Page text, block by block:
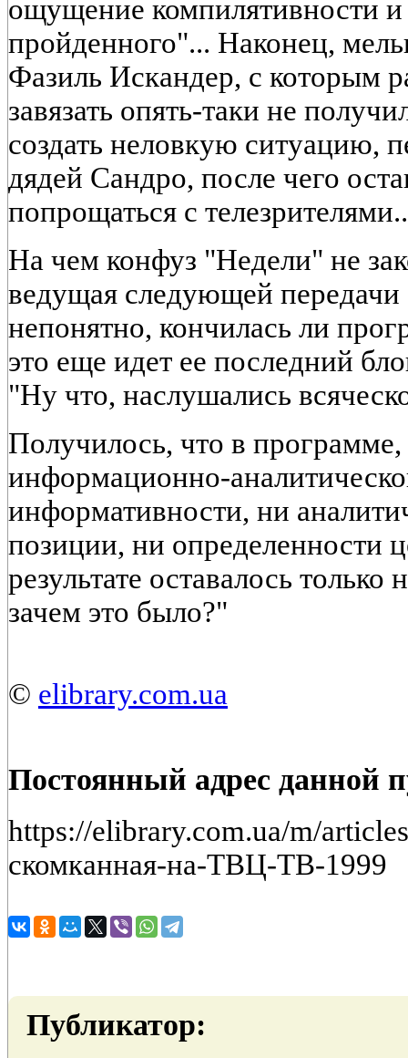
ощущение компилятивности и
пройденного"... Наконец,
Фазиль Искандер, с которым
завязать опять-таки не
создать неловкую ситуацию,
дядей Сандро, после чего
попрощаться с
На чем конфуз "Недели" не
ведущая следующей
непонятно, кончилась ли
это еще идет ее последний
"Ну что, наслушались
Получилось, что в
информационно-
информативности, ни
позиции, ни определенности
результате оставалось
зачем это было?"
© elibrary.com.ua
Постоянный адрес данной
https://elibrary.com.ua/m/
скомканная-на-ТВЦ-ТВ-1999
Публикатор: